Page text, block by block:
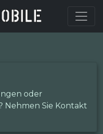
oder
Nehmen Sie Kontakt